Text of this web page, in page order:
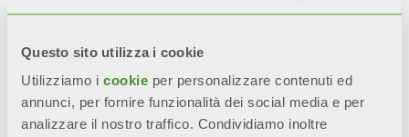
Questo sito utilizza i cookie
Utilizziamo i cookie per personalizzare contenuti ed
annunci, per fornire funzionalità dei social media e per
analizzare il nostro traffico. Condividiamo inoltre
Il Kit solare per caldaie istantanee
permette di bypassare la caldaia nel